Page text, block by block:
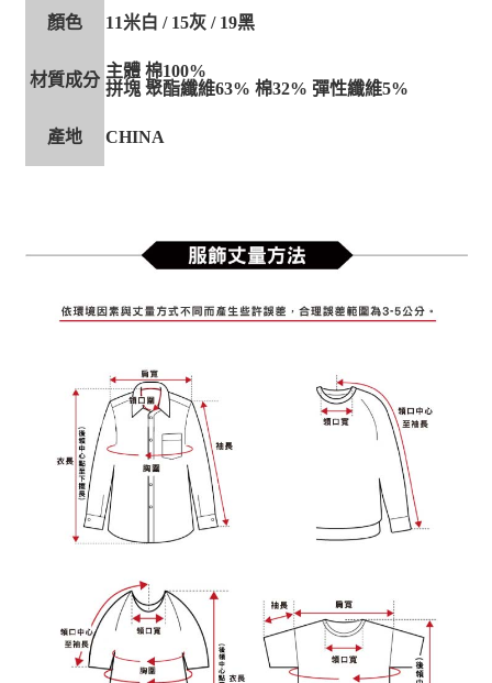
顏色 11米白 / 15灰 / 19黑
材質成分 主體 棉100%
拼塊 聚酯纖維63% 棉32% 彈性纖維5%
產地 CHINA